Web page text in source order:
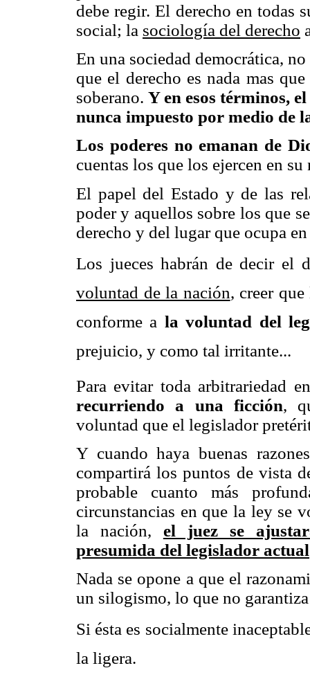
debe regir. El derecho en todas
social; la sociología del derecho
En una sociedad democrática,
que el derecho es nada mas
soberano. Y en esos términos,
nunca impuesto por medio de
Los poderes no emanan de
cuentas los que los ejercen en su
El papel del Estado y de las
poder y aquellos sobre los que
derecho y del lugar que ocupa
Los jueces habrán de decir el
voluntad de la nación, creer
conforme a la voluntad del
prejuicio, y como tal irritante...
Para evitar toda arbitrariedad
recurriendo a una ficción,
voluntad que el legislador
Y cuando haya buenas
compartirá los puntos de vista
probable cuanto más
circunstancias en que la ley se
la nación, el juez se
presumida del legislador actual
Nada se opone a que el
un silogismo, lo que no
Si ésta es socialmente
la ligera.